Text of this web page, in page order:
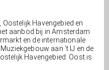
Havengebied en
aanbod bij in Amsterdam
en de internationale
aan ’t IJ en de
Havengebied. Oost is